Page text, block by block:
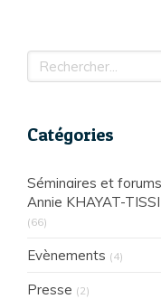
Rechercher
Catégories
Séminaires et
Annie KHAYAT-
(66)
Evènements (4)
Presse (2)